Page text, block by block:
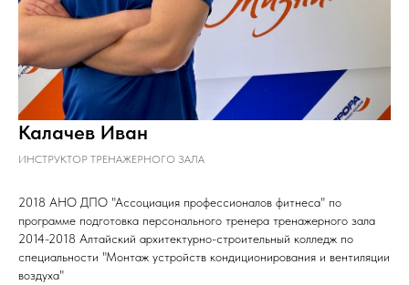
Калачев Иван
ИНСТРУКТОР ТРЕНАЖЕРНОГО ЗАЛА
2018 АНО ДПО "Ассоциация профессионалов фитнеса" по
программе подготовка персонального тренера тренажерного зала
2014-2018 Алтайский архитектурно-строительный колледж по
специальности "Монтаж устройств кондиционирования и вентиляции
воздуха"